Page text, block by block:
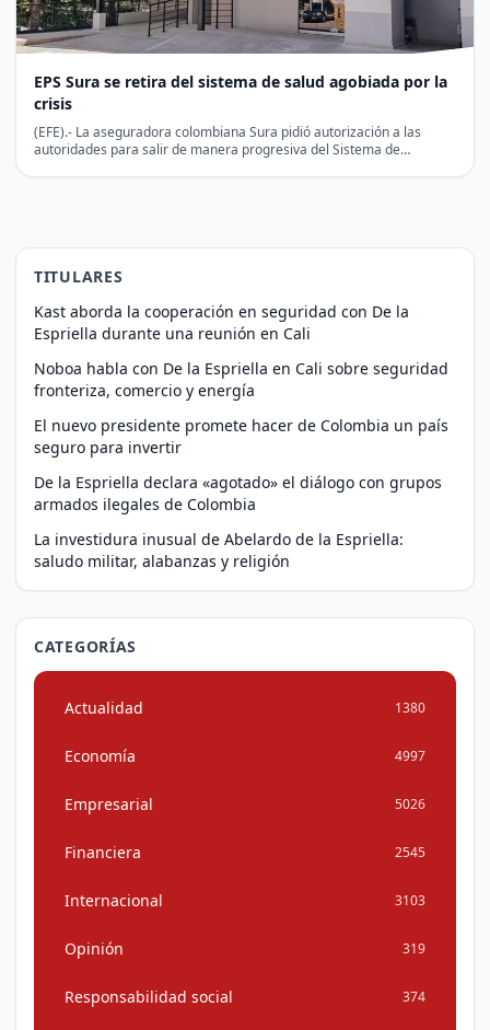
EPS Sura se retira del sistema de salud agobiada por la
crisis
(EFE).- La aseguradora colombiana Sura pidió autorización a las
autoridades para salir de manera progresiva del Sistema de…
TITULARES
Kast aborda la cooperación en seguridad con De la
Espriella durante una reunión en Cali
Noboa habla con De la Espriella en Cali sobre seguridad
fronteriza, comercio y energía
El nuevo presidente promete hacer de Colombia un país
seguro para invertir
De la Espriella declara «agotado» el diálogo con grupos
armados ilegales de Colombia
La investidura inusual de Abelardo de la Espriella:
saludo militar, alabanzas y religión
CATEGORÍAS
Actualidad 1380
Economía 4997
Empresarial 5026
Financiera 2545
Internacional 3103
Opinión 319
Responsabilidad social 374